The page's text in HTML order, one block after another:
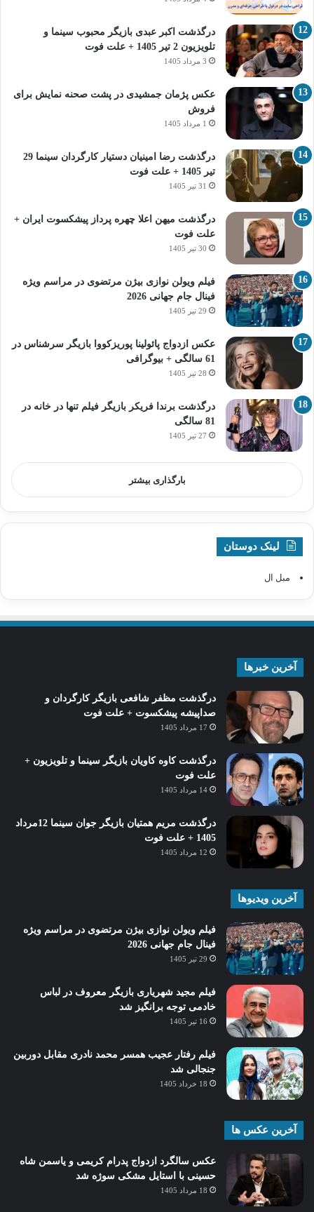
درگذشت اکبر عبدی بازیگر محبوب سینما و
تلویزیون 2 تیر 1405 + علت فوت
3 مرداد 1405
عکس پژمان جمشیدی در پشت صحنه نمایش برای
فروش
1 مرداد 1405
درگذشت رضا امینیان دستیار کارگردان سینما 29
تیر 1405 + علت فوت
31 تیر 1405
درگذشت میهن اعلا چهره پرداز پیشکسوت ایران +
علت فوت
30 تیر 1405
فیلم ویولن نوازی بیژن مرتضوی در مراسم ویژه
فینال جام جهانی 2026
29 تیر 1405
عکس ازدواج پائولینا پوریزکووا بازیگر سرشناس در
61 سالگی + بیوگرافی
28 تیر 1405
درگذشت برندا فریکر بازیگر فیلم تنها در خانه در
81 سالگی
27 تیر 1405
بارگذاری بیشتر
لینک دوستان
مبل ال
آخرین خبرها
درگذشت مظفر شافعی بازیگر کارگردان و
صداپیشه پیشکسوت + علت فوت
17 مرداد 1405
درگذشت کاوه کاویان بازیگر سینما و تلویزیون +
علت فوت
14 مرداد 1405
درگذشت مریم همتیان بازیگر جوان سینما 12مرداد
1405 + علت فوت
12 مرداد 1405
آخرین ویدیوها
فیلم ویولن نوازی بیژن مرتضوی در مراسم ویژه
فینال جام جهانی 2026
29 تیر 1405
فیلم مجید شهریاری بازیگر معروف در لباس
خادمی توجه برانگیز شد
16 تیر 1405
فیلم رفتار عجیب همسر محمد نادری مقابل دوربین
جنجالی شد
18 خرداد 1405
آخرین عکس ها
عکس سالگرد ازدواج پدرام کریمی و یاسمن شاه‌
حسینی با استایل مشکی سوژه شد
18 مرداد 1405